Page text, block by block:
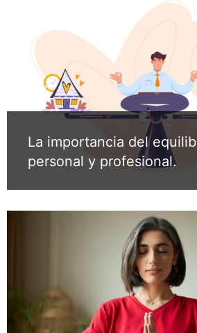
La importancia del
personal y profesional.